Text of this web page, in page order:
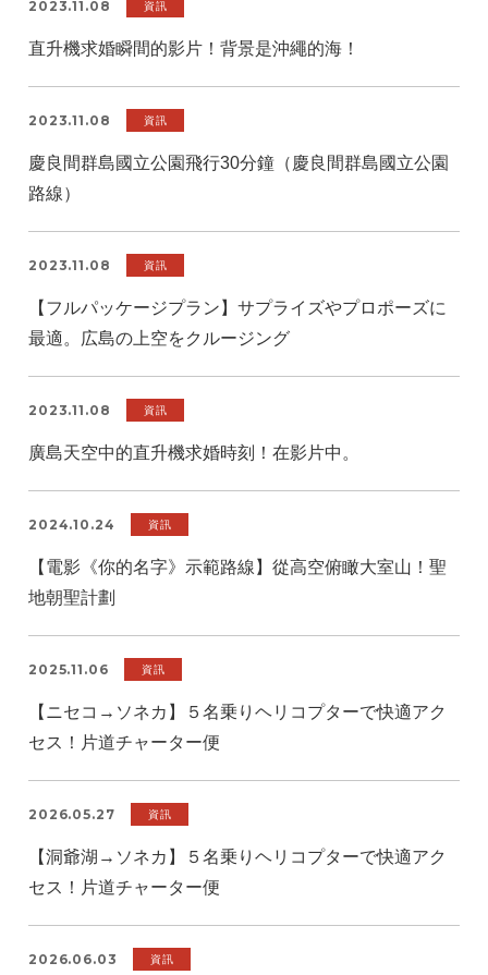
2023.11.08 資訊
直升機求婚瞬間的影片！背景是沖繩的海！
2023.11.08 資訊
慶良間群島國立公園飛行30分鐘（慶良間群島國立公園
路線）
2023.11.08 資訊
【フルパッケージプラン】サプライズやプロポーズに
最適。広島の上空をクルージング
2023.11.08 資訊
廣島天空中的直升機求婚時刻！在影片中。
2024.10.24 資訊
【電影《你的名字》示範路線】從高空俯瞰大室山！聖
地朝聖計劃
2025.11.06 資訊
【ニセコ→ソネカ】５名乗りヘリコプターで快適アク
セス！片道チャーター便
2026.05.27 資訊
【洞爺湖→ソネカ】５名乗りヘリコプターで快適アク
セス！片道チャーター便
2026.06.03 資訊